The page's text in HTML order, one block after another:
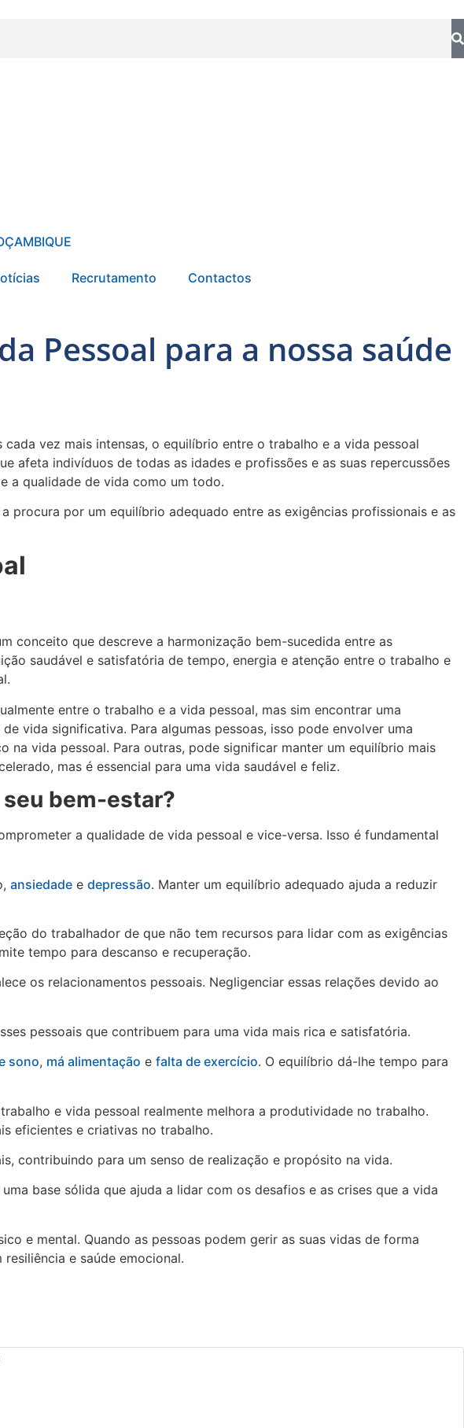
Recrutamento Contactos
Pessoal para a nossa saúde
vez mais intensas, o equilíbrio entre o trabalho e a vida pessoal
afeta indivíduos de todas as idades e profissões e as suas repercussões
a qualidade de vida como um todo.
por um equilíbrio adequado entre as exigências profissionais e as
conceito que descreve a harmonização bem-sucedida entre as
saudável e satisfatória de tempo, energia e atenção entre o trabalho e
entre o trabalho e a vida pessoal, mas sim encontrar uma
vida significativa. Para algumas pessoas, isso pode envolver uma
vida pessoal. Para outras, pode significar manter um equilíbrio mais
mas é essencial para uma vida saudável e feliz.
bem-estar?
a qualidade de vida pessoal e vice-versa. Isso é fundamental
ansiedade e depressão. Manter um equilíbrio adequado ajuda a reduzir
do trabalhador de que não tem recursos para lidar com as exigências
tempo para descanso e recuperação.
os relacionamentos pessoais. Negligenciar essas relações devido ao
pessoais que contribuem para uma vida mais rica e satisfatória.
sono, má alimentação e falta de exercício. O equilíbrio dá-lhe tempo para
e vida pessoal realmente melhora a produtividade no trabalho.
eficientes e criativas no trabalho.
contribuindo para um senso de realização e propósito na vida.
base sólida que ajuda a lidar com os desafios e as crises que a vida
e mental. Quando as pessoas podem gerir as suas vidas de forma
e saúde emocional.